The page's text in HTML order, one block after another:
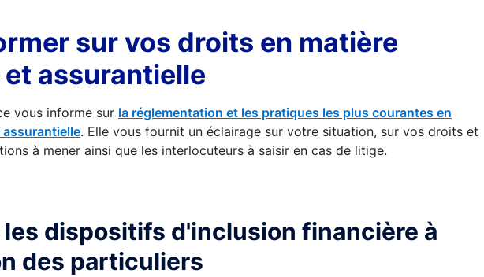
sur vos droits en matière
assurantielle
vous informe sur la réglementation et les pratiques les plus courantes en
assurantielle. Elle vous fournit un éclairage sur votre situation, sur vos droits et
à mener ainsi que les interlocuteurs à saisir en cas de litige.
dispositifs d'inclusion financière à
des particuliers